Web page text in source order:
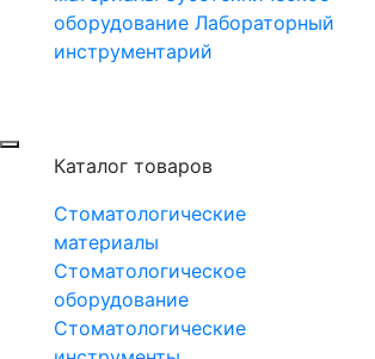
оборудование Лабораторный
инструментарий
Каталог товаров
Стоматологические
материалы
Стоматологическое
оборудование
Стоматологические